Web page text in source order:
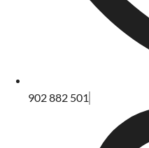
902 882 501